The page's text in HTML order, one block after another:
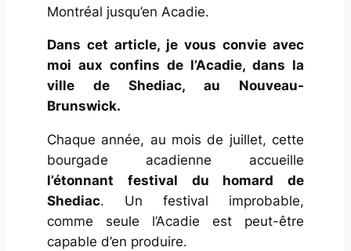
Montréal jusqu’en Acadie.
Dans cet article, je vous convie avec
moi aux confins de l’Acadie, dans la
ville de Shediac, au Nouveau-
Brunswick.
Chaque année, au mois de juillet, cette
bourgade acadienne accueille
l’étonnant festival du homard de
Shediac. Un festival improbable,
comme seule l’Acadie est peut-être
capable d’en produire.